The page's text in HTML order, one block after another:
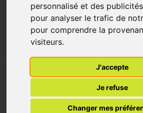
personnalisé et des
pour analyser le trafic de
pour comprendre la
visiteurs.
J'accepte
Je refuse
Changer mes
Menu/Filtres
7